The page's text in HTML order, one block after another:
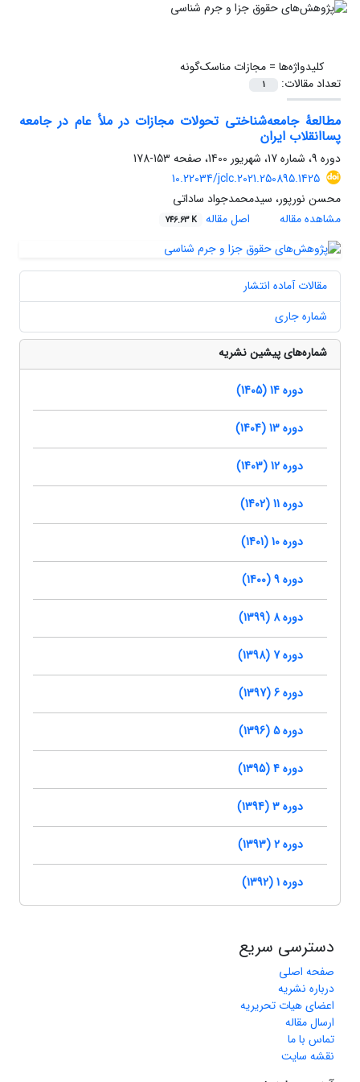
کلیدواژه‌ها =مجازات مناسک‌گونه
تعداد مقالات:
1
مطالعۀ جامعه‌شناختی تحولات مجازات در ملأ عام در جامعه
پساانقلاب ایران
دوره 9، شماره 17، شهریور 1400، صفحه
153-178
10.22034/jclc.2021.250895.1425
محسن نورپور، سیدمحمدجواد ساداتی
مشاهده مقاله
اصل مقاله 746.63 K
مقالات آماده انتشار
شماره جاری
شماره‌های پیشین نشریه
دوره 14 (1405)
دوره 13 (1404)
دوره 12 (1403)
دوره 11 (1402)
دوره 10 (1401)
دوره 9 (1400)
دوره 8 (1399)
دوره 7 (1398)
دوره 6 (1397)
دوره 5 (1396)
دوره 4 (1395)
دوره 3 (1394)
دوره 2 (1393)
دوره 1 (1392)
دسترسی سریع
صفحه اصلی
درباره نشریه
اعضای هیات تحریریه
ارسال مقاله
تماس با ما
نقشه سایت